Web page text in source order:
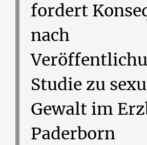
fordert
nach
Studie zu
Gewalt im
Paderborn